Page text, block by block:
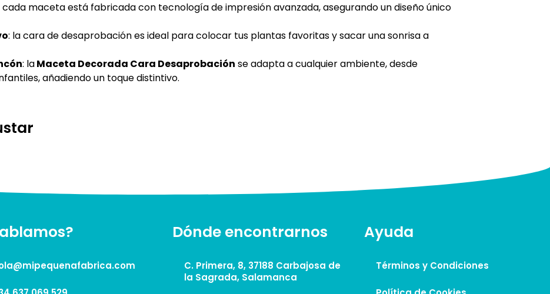
cada maceta está fabricada con tecnología de impresión avanzada, asegurando un diseño único
: la cara de desaprobación es ideal para colocar tus plantas favoritas y sacar una sonrisa a
: laMaceta Decorada Cara Desaprobación se adapta a cualquier ambiente, desde
añadiendo un toque distintivo.
Dónde encontrarnos
C. Primera, 8, 37188 Carbajosa de
la Sagrada, Salamanca
Ayuda
Términos y Condiciones